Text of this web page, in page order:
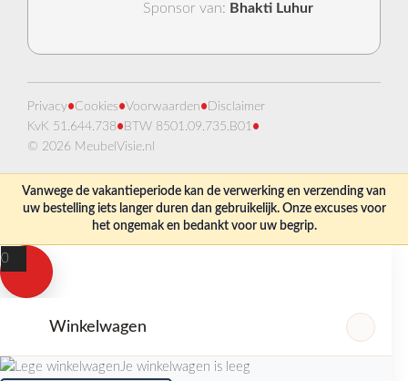
Sponsor van: Bhakti Luhur
Privacy•Cookies•Voorwaarden• Disclaimer
KvK 51.644.738• BTW 8501.09.735.B01•
© 2026 MeubelVisie.nl
Vanwege de vakantieperiode kan de verwerking en verzending van
uw bestelling iets langer duren dan gebruikelijk. Onze excuses voor
het ongemak en bedankt voor uw begrip.
0
Winkelwagen
Je winkelwagen is leeg